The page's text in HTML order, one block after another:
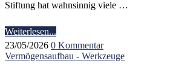
Stiftung hat wahnsinnig viele …
Weiterlesen...
23/05/2026 0 Kommentar
Vermögensaufbau - Werkzeuge